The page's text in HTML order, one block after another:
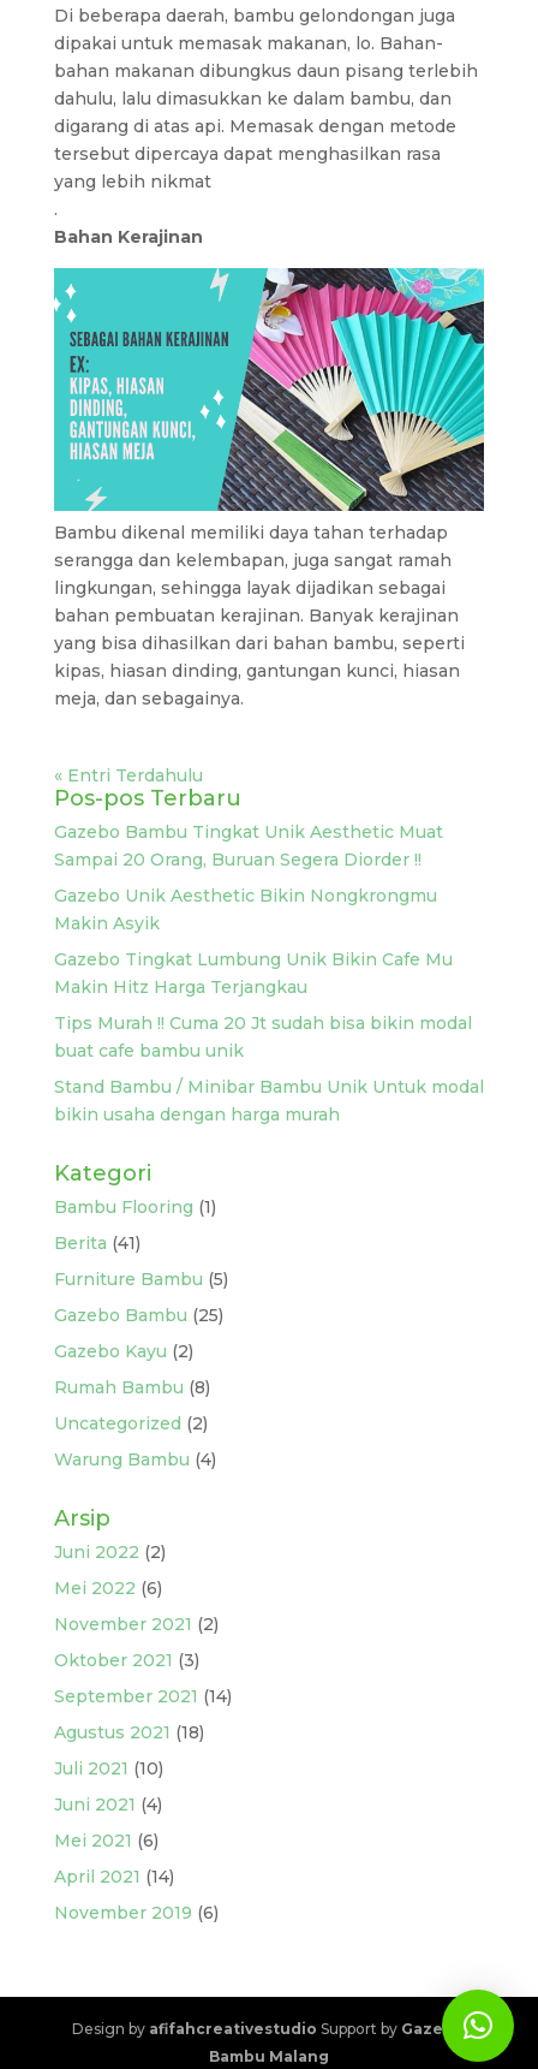
Di beberapa daerah, bambu gelondongan juga
dipakai untuk memasak makanan, lo. Bahan-
bahan makanan dibungkus daun pisang terlebih
dahulu, lalu dimasukkan ke dalam bambu, dan
digarang di atas api. Memasak dengan metode
tersebut dipercaya dapat menghasilkan rasa
yang lebih nikmat
.
Bahan Kerajinan
Bambu dikenal memiliki daya tahan terhadap
serangga dan kelembapan, juga sangat ramah
lingkungan, sehingga layak dijadikan sebagai
bahan pembuatan kerajinan. Banyak kerajinan
yang bisa dihasilkan dari bahan bambu, seperti
kipas, hiasan dinding, gantungan kunci, hiasan
meja, dan sebagainya.
« Entri Terdahulu
Pos-pos Terbaru
Gazebo Bambu Tingkat Unik Aesthetic Muat
Sampai 20 Orang, Buruan Segera Diorder !!
Gazebo Unik Aesthetic Bikin Nongkrongmu
Makin Asyik
Gazebo Tingkat Lumbung Unik Bikin Cafe Mu
Makin Hitz Harga Terjangkau
Tips Murah !! Cuma 20 Jt sudah bisa bikin modal
buat cafe bambu unik
Stand Bambu / Minibar Bambu Unik Untuk modal
bikin usaha dengan harga murah
Kategori
Bambu Flooring (1)
Berita (41)
Furniture Bambu (5)
Gazebo Bambu (25)
Gazebo Kayu (2)
Rumah Bambu (8)
Uncategorized (2)
Warung Bambu (4)
Arsip
Juni 2022 (2)
Mei 2022 (6)
November 2021 (2)
Oktober 2021 (3)
September 2021 (14)
Agustus 2021 (18)
Juli 2021 (10)
Juni 2021 (4)
Mei 2021 (6)
April 2021 (14)
November 2019 (6)
Design by afifahcreativestudio Support by Gazebo
Bambu Malang